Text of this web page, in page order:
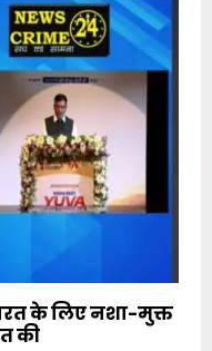
के लिए नशा-मुक्त
की